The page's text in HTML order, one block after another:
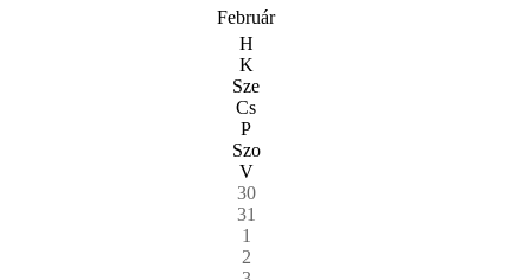
Február
H
K
Sze
Cs
P
Szo
V
30
31
1
2